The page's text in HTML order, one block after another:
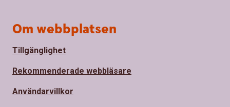
Om webbplatsen
Tillgänglighet
Rekommenderade webbläsare
Användarvillkor